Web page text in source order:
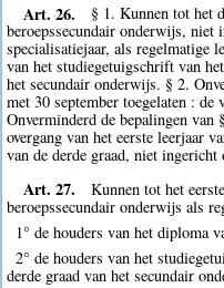
Art. 26.
§ 1. Kunnen tot het
beroepssecundair onderwijs, niet
specialisatiejaar, als regelmatige
van het studiegetuigschrift van
het secundair onderwijs. § 2.
met 30 september toegelaten :
Onverminderd de bepalingen
overgang van het eerste leerjaar
van de derde graad, niet
Art. 27.
Kunnen tot het
beroepssecundair onderwijs als
1° de houders van het diploma
2° de houders van het
derde graad van het secundair